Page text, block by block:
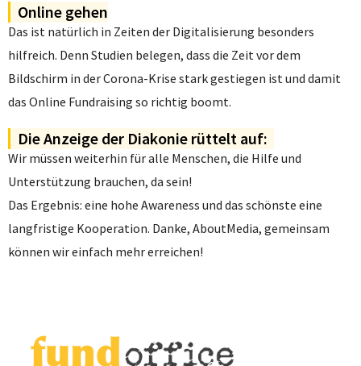
Online gehen
Das ist natürlich in Zeiten der Digitalisierung besonders
hilfreich. Denn Studien belegen, dass die Zeit vor dem
Bildschirm in der Corona-Krise stark gestiegen ist und damit
das Online Fundraising so richtig boomt.
Die Anzeige der Diakonie rüttelt auf:
Wir müssen weiterhin für alle Menschen, die Hilfe und
Unterstützung brauchen, da sein!
Das Ergebnis: eine hohe Awareness und das schönste eine
langfristige Kooperation. Danke, AboutMedia, gemeinsam
können wir einfach mehr erreichen!